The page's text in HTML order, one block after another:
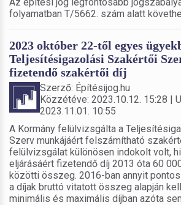
folyamatban T/5662. szám alatt
2023 október 22-től egyes
Teljesítésigazolási Szakértői
fizetendő szakértői díj
Szerző: Építésijog.hu
Közzétéve: 2023.10.12. 15:28 |
2023.11.01. 10:55
A Kormány felülvizsgálta a
Szerv munkájáért felszámítható
felülvizsgálat különösen indokolt volt,
eljárásáért fizetendő díj 2013 óta 60
közötti összeg. 2016-ban annyit
a díjak bruttó vitatott összeg alapján
minimális és maximális díjban azóta